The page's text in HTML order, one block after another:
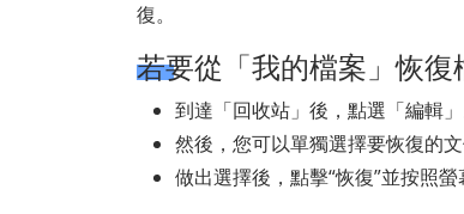
復。
若要從「我的檔案」恢復
到達「回收站」後，點選「編輯」
然後，您可以單獨選擇要恢復的
做出選擇後，點擊“恢復”並按照螢